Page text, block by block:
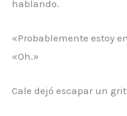
hablando.
«Probablemente estoy
«Oh.»
Cale dejó escapar un